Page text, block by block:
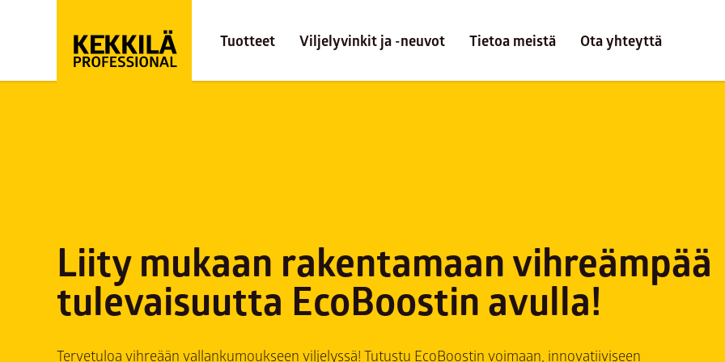
Tuotteet Viljelyvinkit ja -neuvot Tietoa meistä Ota yhteyttä
Liity mukaan rakentamaan vihreämpää
tulevaisuutta EcoBoostin avulla!
Tervetuloa vihreään vallankumoukseen viljelyssä! Tutustu EcoBoostin voimaan, innovatiiviseen